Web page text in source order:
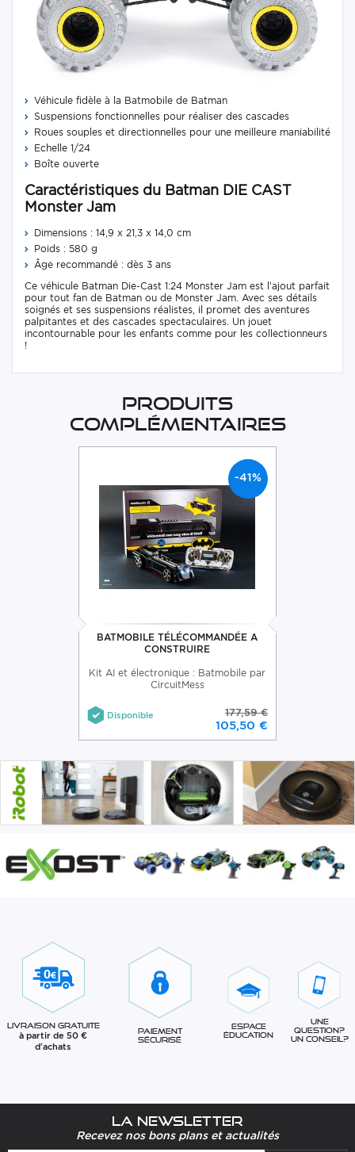
Véhicule fidèle à la Batmobile de Batman
Suspensions fonctionnelles pour réaliser des cascades
Roues souples et directionnelles pour une meilleure maniabilité
Echelle 1/24
Boîte ouverte
Caractéristiques du Batman DIE CAST
Monster Jam
Dimensions : 14,9 x 21,3 x 14,0 cm
Poids : 580 g
Âge recommandé : dès 3 ans
Ce véhicule Batman Die-Cast 1:24 Monster Jam est l’ajout parfait
pour tout fan de Batman ou de Monster Jam. Avec ses détails
soignés et ses suspensions réalistes, il promet des aventures
palpitantes et des cascades spectaculaires. Un jouet
incontournable pour les enfants comme pour les collectionneurs
!
Produits
complémentaires
-41%
BATMOBILE TÉLÉCOMMANDÉE A
CONSTRUIRE
Kit AI et électronique : Batmobile par
CircuitMess
Disponible 177,59 €
105,50 €
Livraison gratuite
à partir de 50 €
d'achats
Paiement
sécurisé
Espace
éducation
Une
question?
Un conseil?
La newsletter
Recevez nos bons plans et actualités